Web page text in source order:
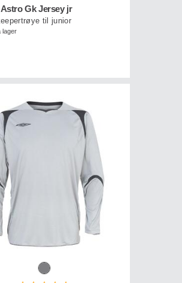
Gk Jersey jr
til junior
lager